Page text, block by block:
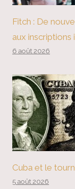
Fitch : De
aux
6 août 2026
Cuba et le
5 août 2026